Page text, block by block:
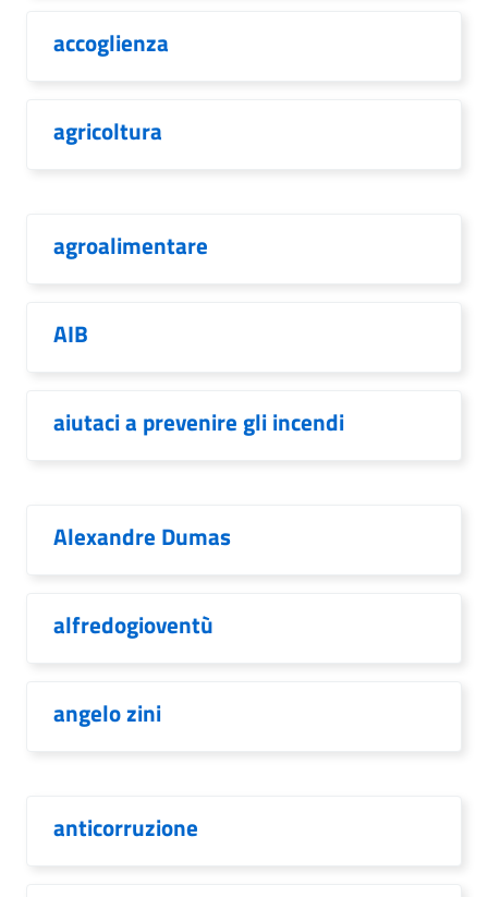
accoglienza
agricoltura
agroalimentare
AIB
aiutaci a prevenire gli incendi
Alexandre Dumas
alfredogioventù
angelo zini
anticorruzione